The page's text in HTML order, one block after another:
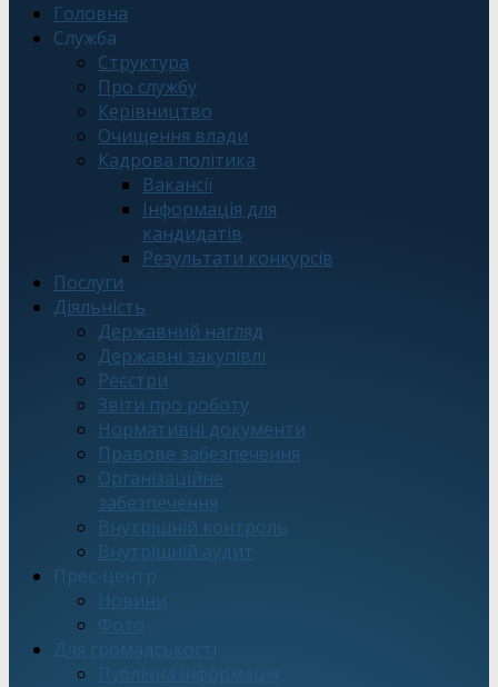
Головна
Служба
Структура
Про службу
Керівництво
Очищення влади
Кадрова політика
Вакансії
Інформація для
кандидатів
Результати конкурсів
Послуги
Діяльність
Державний нагляд
Державні закупівлі
Реєстри
Звіти про роботу
Нормативні документи
Правове забезпечення
Організаційне
забезпечення
Внутрішній контроль
Внутрішній аудит
Прес-центр
Новини
Фото
Для громадськості
Публічна інформація